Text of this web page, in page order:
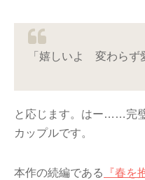
「嬉しいよ 変わらず
と応じます。はー……完
カップルです。
本作の続編である 『春を